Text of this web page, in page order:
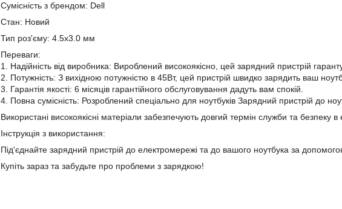
Сумісність з брендом: Dell
Стан: Новий
Тип роз'єму: 4.5x3.0 мм
Переваги:
1. Надійність від виробника: Вироблений високоякісно, цей зарядний пристрій
2. Потужність: З вихідною потужністю в 45Вт, цей пристрій швидко зарядить ваш
3. Гарантія якості: 6 місяців гарантійного обслуговування дадуть вам спокій.
4. Повна сумісність: Розроблений спеціально для ноутбуків Зарядний пристрій до
Використані високоякісні матеріали забезпечують довгий термін служби та безпеку в
Інструкція з використання:
Під'єднайте зарядний пристрій до електромережі та до вашого ноутбука за
Купіть зараз та забудьте про проблеми з зарядкою!